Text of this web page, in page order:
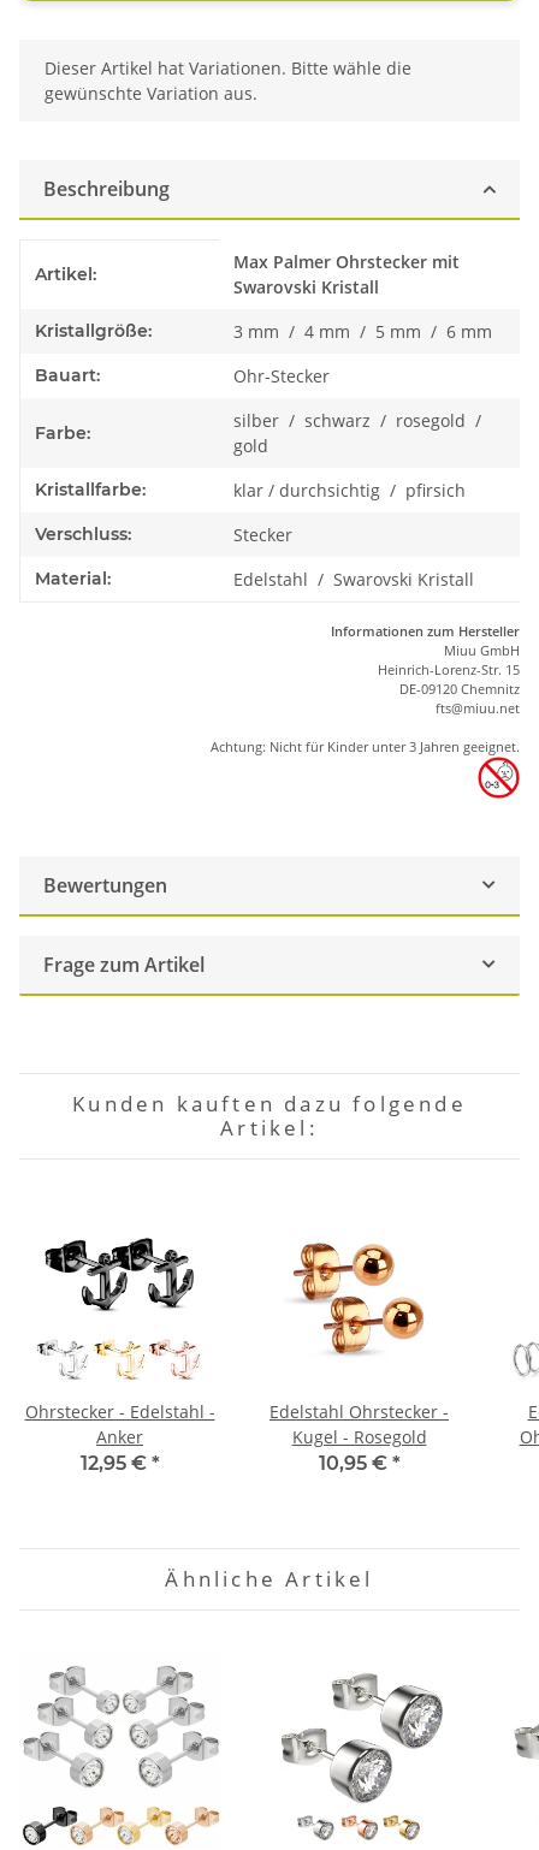
x
Dieser Artikel hat Variationen. Bitte wähle die
gewünschte Variation aus.
Beschreibung
Artikel:
Max Palmer Ohrstecker mit
Swarovski Kristall
Kristallgröße: 3 mm / 4 mm / 5 mm / 6 mm
Bauart: Ohr-Stecker
Farbe:
silber / schwarz / rosegold /
gold
Kristallfarbe: klar / durchsichtig / pfirsich
Verschluss: Stecker
Material: Edelstahl / Swarovski Kristall
Informationen zum Hersteller
Miuu GmbH
Heinrich-Lorenz-Str. 15
DE-09120 Chemnitz
fts@miuu.net
Achtung: Nicht für Kinder unter 3 Jahren geeignet.
Bewertungen
Frage zum Artikel
Kunden kauften dazu folgende
Artikel:
Ohrstecker - Edelstahl -
Anker
12,95 € *
Edelstahl Ohrstecker -
Kugel - Rosegold
10,95 € *
Ähnliche Artikel